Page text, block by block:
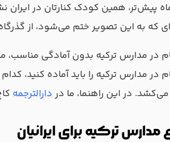
پیش‌تر، همین کودک کنارتان در ایران
که به این تصویر ختم می‌شود، از
در مدارس ترکیه بدون آمادگی مناسب،
در مدارس ترکیه را باید آماده کنید،
در این راهنما، ما در دارالترجمه
مدارس ترکیه برای ایرانیان